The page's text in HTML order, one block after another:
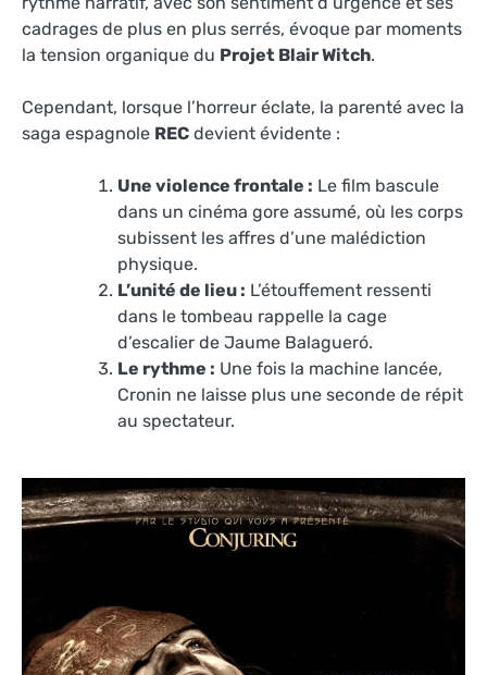
cadrages de plus en plus serrés, évoque par moments
la tension organique du Projet Blair Witch.
Cependant, lorsque l’horreur éclate, la parenté avec la
saga espagnole REC devient évidente :
Une violence frontale : Le film bascule
dans un cinéma gore assumé, où les corps
subissent les affres d’une malédiction
physique.
L’unité de lieu : L’étouffement ressenti
dans le tombeau rappelle la cage
d’escalier de Jaume Balagueró.
Le rythme : Une fois la machine lancée,
Cronin ne laisse plus une seconde de répit
au spectateur.